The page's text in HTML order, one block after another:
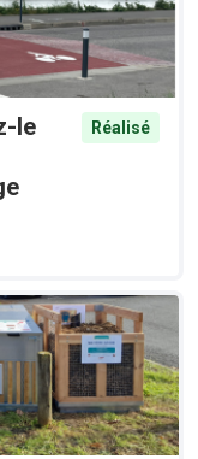
le
Réalisé